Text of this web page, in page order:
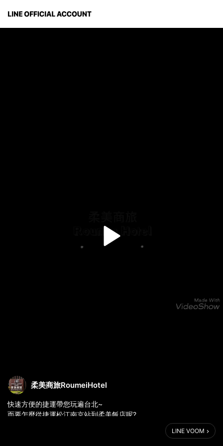
柔美商旅RoumeiHotel
快速方便的捷運帶您玩遍台北~
而要怎麼從捷運松江南京站到柔美飯店呢?
LINE VOOM